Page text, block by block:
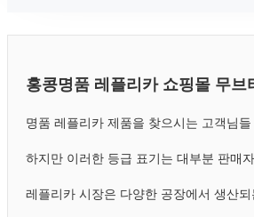
홍콩명품 레플리카 쇼핑몰 무
명품 레플리카 제품을 찾으시는 고객님
하지만 이러한 등급 표기는 대부분 판매
레플리카 시장은 다양한 공장에서 생산